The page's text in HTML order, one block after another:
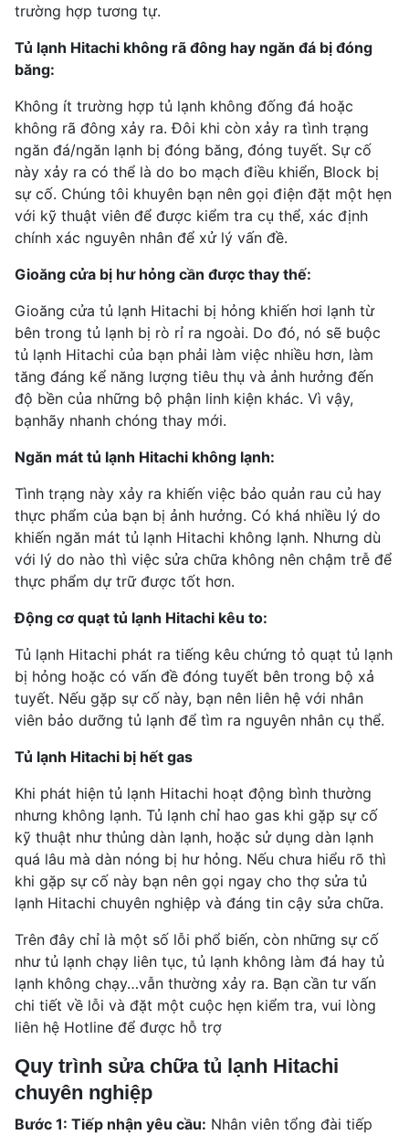
trường hợp tương tự.
Tủ lạnh Hitachi không rã đông hay ngăn đá bị đóng
băng:
Không ít trường hợp tủ lạnh không đống đá hoặc
không rã đông xảy ra. Đôi khi còn xảy ra tình trạng
ngăn đá/ngăn lạnh bị đóng băng, đóng tuyết. Sự cố
này xảy ra có thể là do bo mạch điều khiển, Block bị
sự cố. Chúng tôi khuyên bạn nên gọi điện đặt một hẹn
với kỹ thuật viên để được kiểm tra cụ thể, xác định
chính xác nguyên nhân để xử lý vấn đề.
Gioăng cửa bị hư hỏng cần được thay thế:
Gioăng cửa tủ lạnh Hitachi bị hỏng khiến hơi lạnh từ
bên trong tủ lạnh bị rò rỉ ra ngoài. Do đó, nó sẽ buộc
tủ lạnh Hitachi của bạn phải làm việc nhiều hơn, làm
tăng đáng kể năng lượng tiêu thụ và ảnh hưởng đến
độ bền của những bộ phận linh kiện khác. Vì vậy,
bạnhãy nhanh chóng thay mới.
Ngăn mát tủ lạnh Hitachi không lạnh:
Tình trạng này xảy ra khiến việc bảo quản rau củ hay
thực phẩm của bạn bị ảnh hưởng. Có khá nhiều lý do
khiến ngăn mát tủ lạnh Hitachi không lạnh. Nhưng dù
với lý do nào thì việc sửa chữa không nên chậm trễ để
thực phẩm dự trữ được tốt hơn.
Động cơ quạt tủ lạnh Hitachi kêu to:
Tủ lạnh Hitachi phát ra tiếng kêu chứng tỏ quạt tủ lạnh
bị hỏng hoặc có vấn đề đóng tuyết bên trong bộ xả
tuyết. Nếu gặp sự cố này, bạn nên liên hệ với nhân
viên bảo dưỡng tủ lạnh để tìm ra nguyên nhân cụ thể.
Tủ lạnh Hitachi bị hết gas
Khi phát hiện tủ lạnh Hitachi hoạt động bình thường
nhưng không lạnh. Tủ lạnh chỉ hao gas khi gặp sự cố
kỹ thuật như thủng dàn lạnh, hoặc sử dụng dàn lạnh
quá lâu mà dàn nóng bị hư hỏng. Nếu chưa hiểu rõ thì
khi gặp sự cố này bạn nên gọi ngay cho thợ sửa tủ
lạnh Hitachi chuyên nghiệp và đáng tin cậy sửa chữa.
Trên đây chỉ là một số lỗi phổ biến, còn những sự cố
như tủ lạnh chạy liên tục, tủ lạnh không làm đá hay tủ
lạnh không chạy…vẫn thường xảy ra. Bạn cần tư vấn
chi tiết về lỗi và đặt một cuộc hẹn kiểm tra, vui lòng
liên hệ Hotline để được hỗ trợ
Quy trình sửa chữa tủ lạnh Hitachi
chuyên nghiệp
Bước 1: Tiếp nhận yêu cầu: Nhân viên tổng đài tiếp